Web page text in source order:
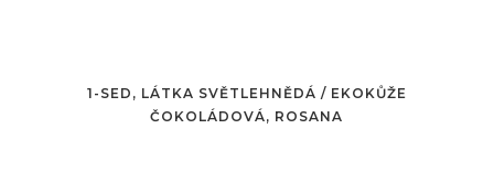
1-SED, LÁTKA SVĚTLEHNĚDÁ / EKOKŮŽE
ČOKOLÁDOVÁ, ROSANA